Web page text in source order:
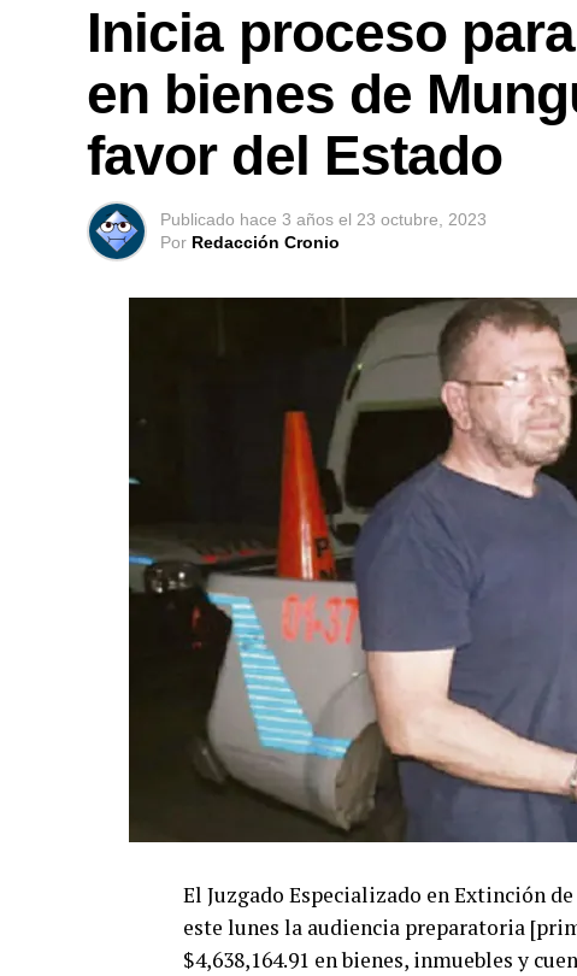
Inicia proceso
en bienes de
favor del Estado
Publicado hace 3 años el 23 octubre, 2023
Por Redacción Cronio
El Juzgado Especializado en Extinción
este lunes la audiencia preparatoria
$4,638,164.91 en bienes, inmuebles y